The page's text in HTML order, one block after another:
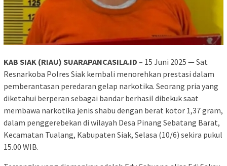
KAB SIAK (RIAU) SUARAPANCASILA.ID – 15 Juni 2025 — Sat
Resnarkoba Polres Siak kembali menorehkan prestasi dalam
pemberantasan peredaran gelap narkotika. Seorang pria yang
diketahui berperan sebagai bandar berhasil dibekuk saat
membawa narkotika jenis shabu dengan berat kotor 1,37 gram,
dalam penggerebekan di wilayah Desa Pinang Sebatang Barat,
Kecamatan Tualang, Kabupaten Siak, Selasa (10/6) sekira pukul
15.00 WIB.